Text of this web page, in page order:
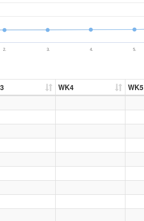
2. 3. 4. 5.
WK4 WK5